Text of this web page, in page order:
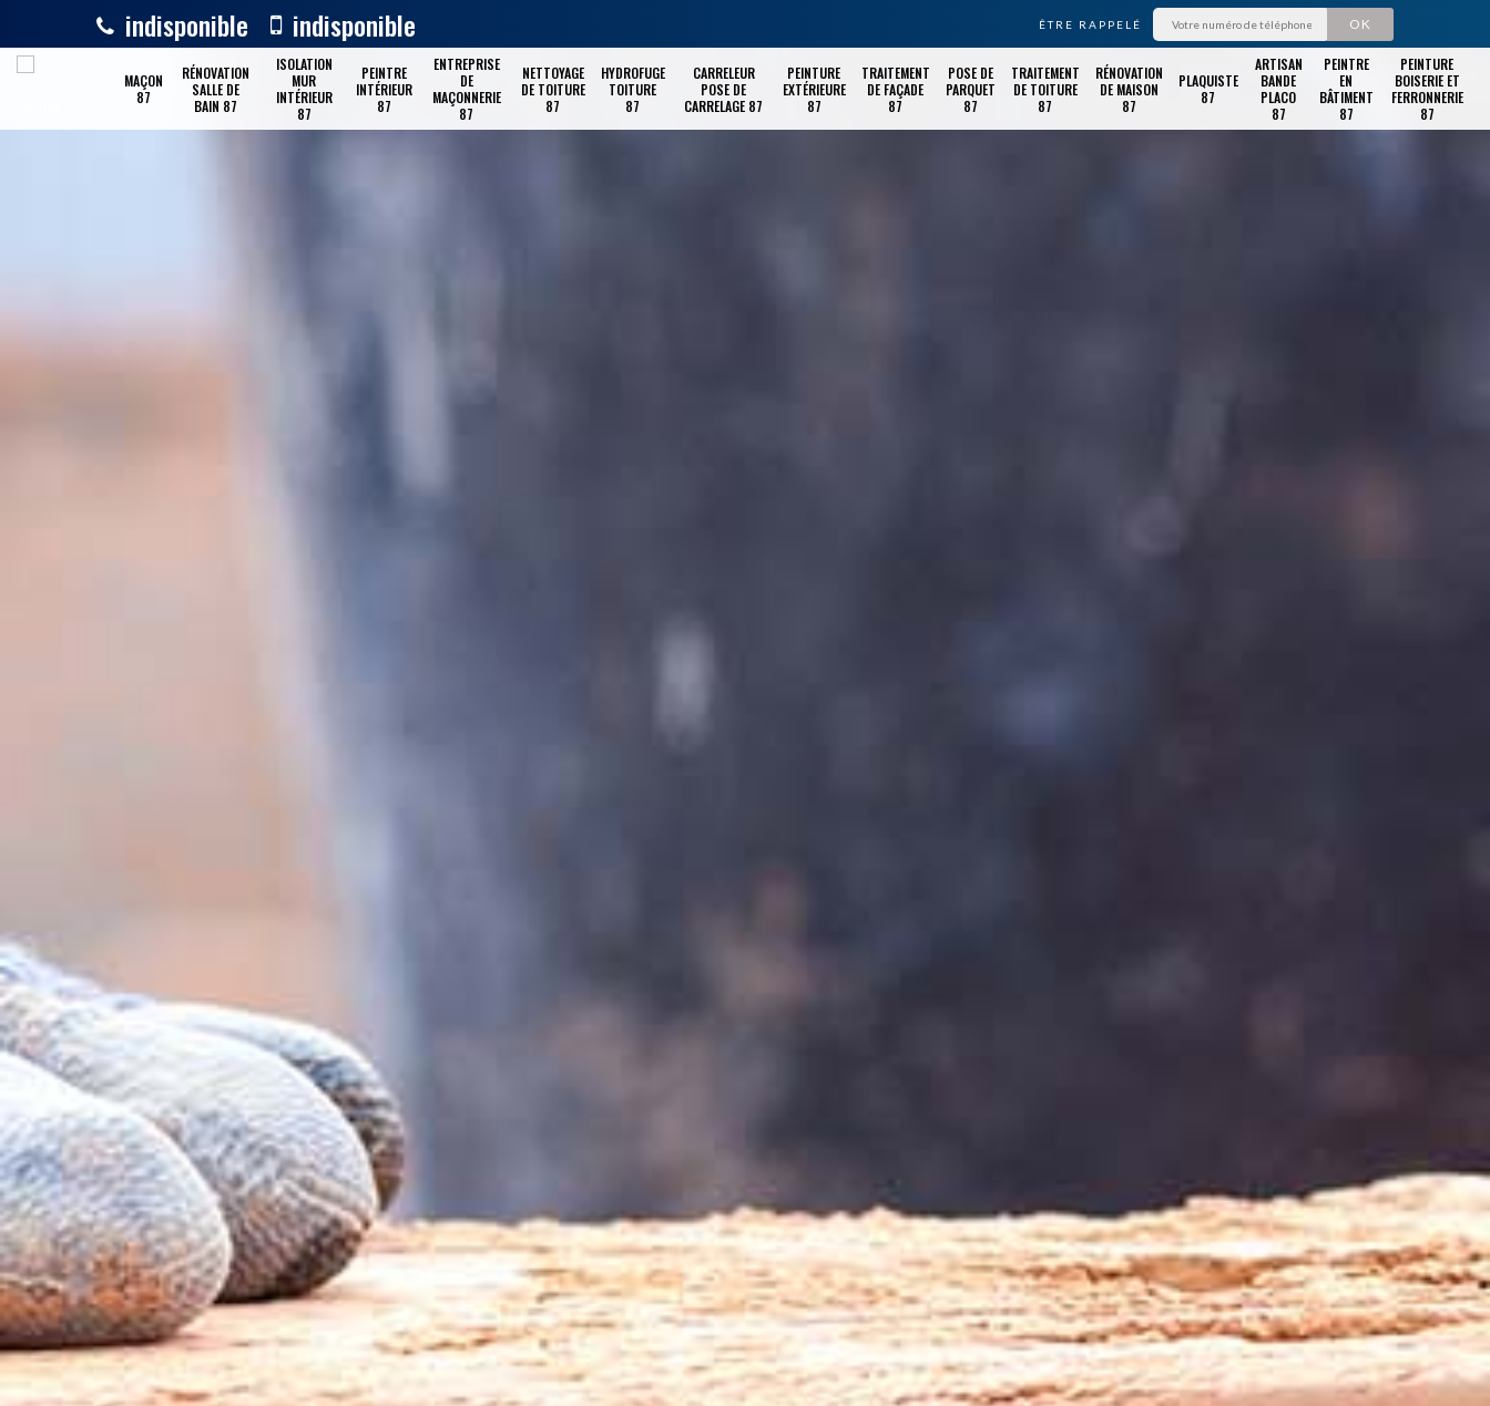
indisponible indisponible ÊTRE RAPPELÉ
MAÇON
87
RÉNOVATION
SALLE DE
BAIN 87
ISOLATION
MUR
INTÉRIEUR
87
PEINTRE
INTÉRIEUR
87
ENTREPRISE
DE
MAÇONNERIE
87
NETTOYAGE
DE TOITURE
87
HYDROFUGE
TOITURE
87
CARRELEUR
POSE DE
CARRELAGE 87
PEINTURE
EXTÉRIEURE
87
TRAITEMENT
DE FAÇADE
87
POSE DE
PARQUET
87
TRAITEMENT
DE TOITURE
87
RÉNOVATION
DE MAISON
87
PLAQUISTE
87
ARTISAN
BANDE
PLACO
87
PEINTRE
EN
BÂTIMENT
87
PEINTURE
BOISERIE ET
FERRONNERIE
87